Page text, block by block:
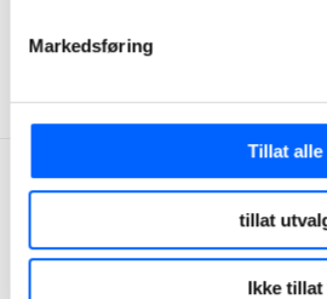
Markedsføring
Tillat alle
tillat
Ikke tillat
Send epost
Kontakt oss Våre